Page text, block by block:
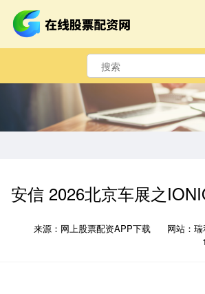
安信 2026北京车展之
来源：网上股票配资APP下载 网站：